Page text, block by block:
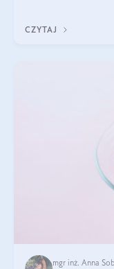
CZYTAJ
mgr inż. Anna